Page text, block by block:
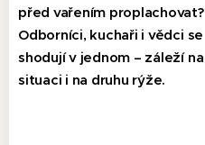
před vařením proplachovat?
Odborníci, kuchaři i vědci se
shodují v jednom – záleží na
situaci i na druhu rýže.